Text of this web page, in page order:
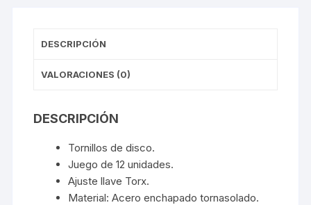
DESCRIPCIÓN
VALORACIONES (0)
DESCRIPCIÓN
Tornillos de disco.
Juego de 12 unidades.
Ajuste llave Torx.
Material: Acero enchapado tornasolado.